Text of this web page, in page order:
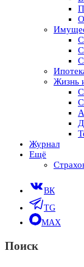
Жизнь
Журнал
Ещё
ВК
TG
MAX
Поиск